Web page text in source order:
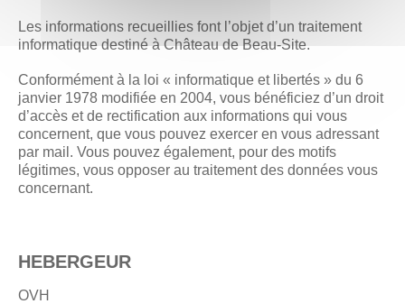
Les informations recueillies font l’objet d’un traitement
informatique destiné à Château de Beau-Site.
Conformément à la loi « informatique et libertés » du 6
janvier 1978 modifiée en 2004, vous bénéficiez d’un droit
d’accès et de rectification aux informations qui vous
concernent, que vous pouvez exercer en vous adressant
par mail. Vous pouvez également, pour des motifs
légitimes, vous opposer au traitement des données vous
concernant.
HEBERGEUR
OVH